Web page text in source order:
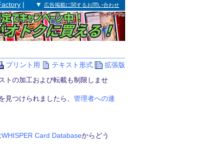
| ▼ 広告掲載に関するお問い合わせ
プリント用 テキスト形式
拡張版
トの加工および転載も制限しませ
つけられましたら、 管理者への連
WHISPER Card Databaseからどう